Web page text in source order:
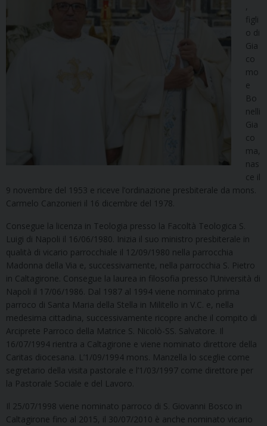
,
figli
o di
Gia
co
mo
e
Bo
nelli
Gia
co
ma,
nas
ce il
9 novembre del 1953 e riceve l’ordinazione presbiterale da mons.
Carmelo Canzonieri il 16 dicembre del 1978.
Consegue la licenza in Teologia presso la Facoltà Teologica S.
Luigi di Napoli il 16/06/1980. Inizia il suo ministro presbiterale in
qualità di vicario parrocchiale il 12/09/1980 nella parrocchia
Madonna della Via e, successivamente, nella parrocchia S. Pietro
in Caltagirone. Consegue la laurea in filosofia presso l’Università di
Napoli il 17/06/1986. Dal 1987 al 1994 viene nominato prima
parroco di Santa Maria della Stella in Militello in V.C. e, nella
medesima cittadina, successivamente ricopre anche il compito di
Arciprete Parroco della Matrice S. Nicolò-SS. Salvatore. Il
16/07/1994 rientra a Caltagirone e viene nominato direttore della
Caritas diocesana. L’1/09/1994 mons. Manzella lo sceglie come
segretario della visita pastorale e l’1/03/1997 come direttore per
la Pastorale Sociale e del Lavoro.
Il 25/07/1998 viene nominato parroco di S. Giovanni Bosco in
Caltagirone fino al 2015, il 30/07/2010 è anche nominato vicario